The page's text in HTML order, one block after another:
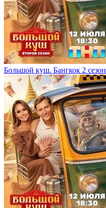
Большой куш. Бангкок 2 сезон